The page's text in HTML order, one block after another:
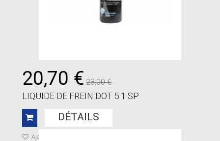
20,70 € 23,00 €
LIQUIDE DE FREIN DOT 5.1 SP
DÉTAILS
Ajouter à ma liste de cadeaux